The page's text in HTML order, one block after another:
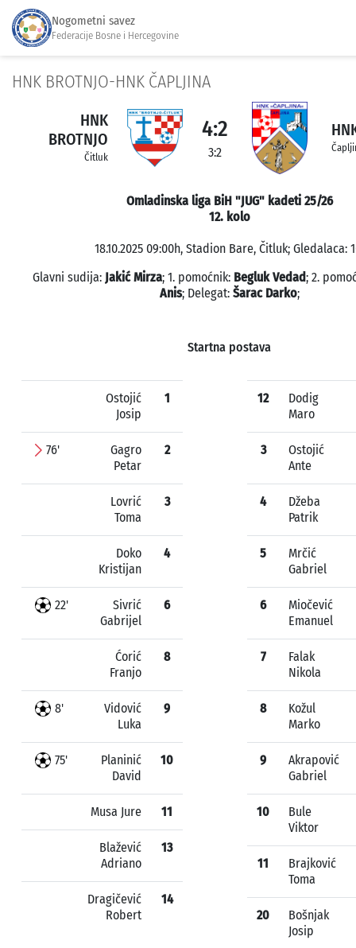
Nogometni savez
Federacije Bosne i Hercegovine
HNK BROTNJO-HNK ČAPLJINA
HNK
BROTNJO
Čitluk
4:2
3:2
Omladinska liga BiH "JUG" kadeti 25/26
12. kolo
18.10.2025 09:00h, Stadion Bare, Čitluk; Gledalaca:
Glavni sudija: Jakić Mirza; 1. pomoćnik: Begluk Vedad; 2.
Anis; Delegat: Šarac Darko;
Startna postava
Ostojić
Josip
1
76'
Gagro
Petar
2
Lovrić
Toma
3
Doko
Kristijan
4
22'
Sivrić
Gabrijel
6
Ćorić
Franjo
8
8'
Vidović
Luka
9
75'
Planinić
David
10
Musa Jure 11
Blažević
Adriano
13
Dragičević
Robert
14
12
Dodig
Maro
3
Ostojić
Ante
4
Džeba
Patrik
5
Mrčić
Gabriel
6
Miočević
Emanuel
7
Falak
Nikola
8
Kožul
Marko
9
Akrapović
Gabriel
10
Bule
Viktor
11
Brajković
Toma
20
Bošnjak
Josip